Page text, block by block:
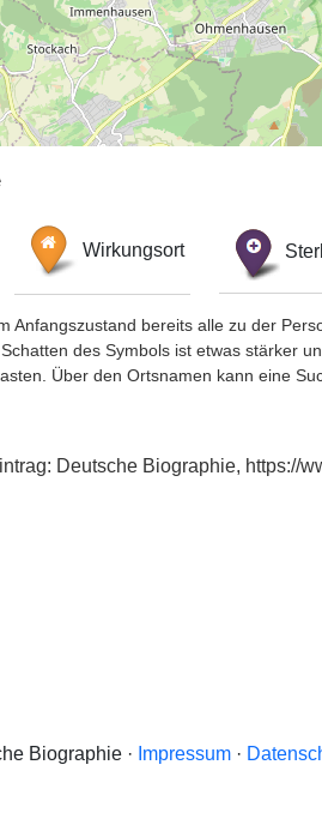
Wirkungsort
Anfangszustand bereits alle zu der
des Symbols ist etwas stärker
Über den Ortsnamen kann eine
Deutsche Biographie, https://
Biographie · Impressum ·